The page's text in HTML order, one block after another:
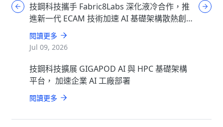
技鋼科技攜手 Fabric8Labs 深化液冷合作，推
進新一代 ECAM 技術加速 AI 基礎架構散熱創
新
閱讀更多
Jul 09, 2026
技鋼科技擴展 GIGAPOD AI 與 HPC 基礎架構
平台， 加速企業 AI 工廠部署
閱讀更多